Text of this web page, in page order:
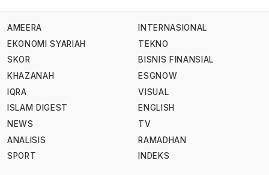
AMEERA
EKONOMI SYARIAH
SKOR
KHAZANAH
IQRA
ISLAM DIGEST
NEWS
ANALISIS
SPORT
INTERNASIONAL
TEKNO
BISNIS FINANSIAL
ESGNOW
VISUAL
ENGLISH
TV
RAMADHAN
INDEKS